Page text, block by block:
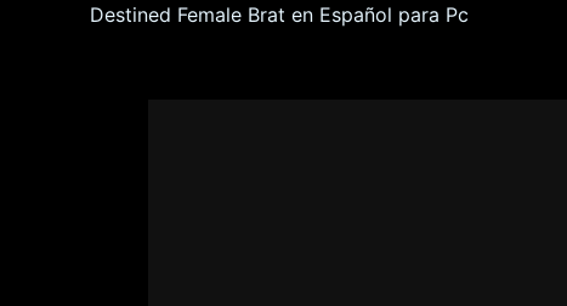
Destined Female Brat en Español para Pc